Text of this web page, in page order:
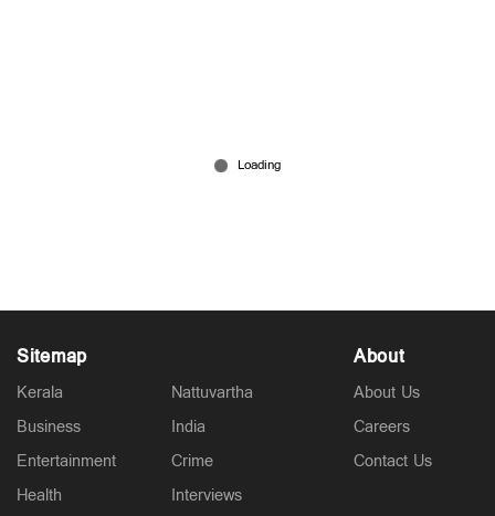
ഹോര്‍മുസ് അടഞ്ഞിട്ടും ഇന്ത്യന്‍ കപ്പലുകള്‍ക്ക്
'സുഖയാത്ര'; രഹസ്യം വെളിപ്പെടുത്തി കേന്ദ്രം
Sitemap
Kerala
Business
Entertainment
Health
Nattuvartha
India
Crime
Interviews
About
About Us
Careers
Contact Us